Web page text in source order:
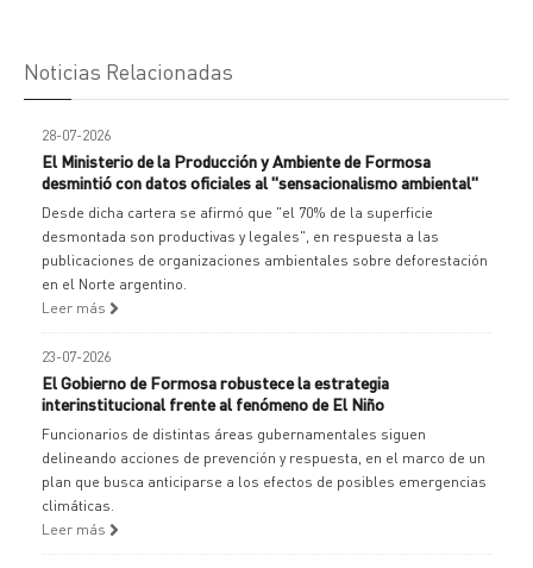
Noticias Relacionadas
28-07-2026
El Ministerio de la Producción y Ambiente de Formosa
desmintió con datos oficiales al "sensacionalismo ambiental"
Desde dicha cartera se afirmó que "el 70% de la superficie
desmontada son productivas y legales", en respuesta a las
publicaciones de organizaciones ambientales sobre deforestación
en el Norte argentino.
Leer más
23-07-2026
El Gobierno de Formosa robustece la estrategia
interinstitucional frente al fenómeno de El Niño
Funcionarios de distintas áreas gubernamentales siguen
delineando acciones de prevención y respuesta, en el marco de un
plan que busca anticiparse a los efectos de posibles emergencias
climáticas.
Leer más